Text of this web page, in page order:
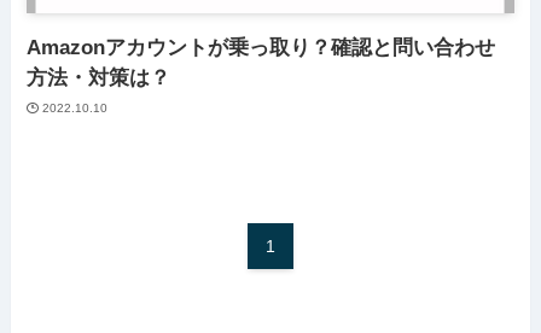
Amazonアカウントが乗っ取り？確認と問い合わせ
方法・対策は？
2022.10.10
1